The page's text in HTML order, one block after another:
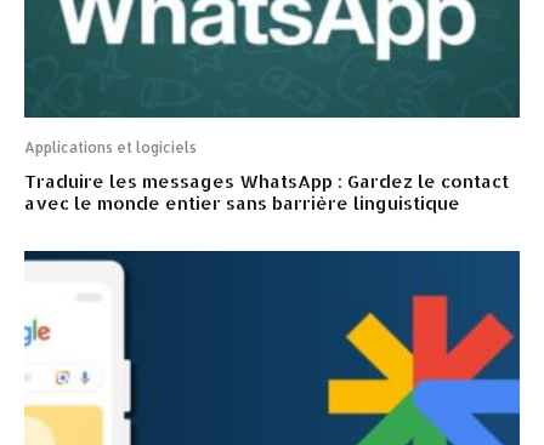
Applications et logiciels
Traduire les messages WhatsApp : Gardez le contact
avec le monde entier sans barrière linguistique